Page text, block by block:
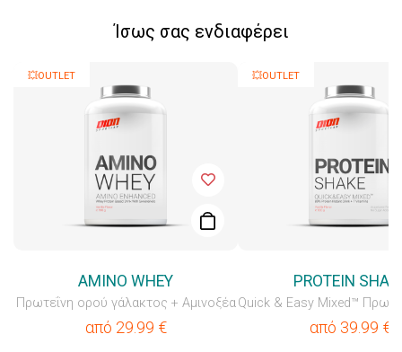
Ίσως σας ενδιαφέρει
💥OUTLET
AMINO WHEY
Πρωτεΐνη ορού γάλακτος + Αμινοξέα
από 29.99 €
💥OUTLET
PROTEIN
από 39.99 €